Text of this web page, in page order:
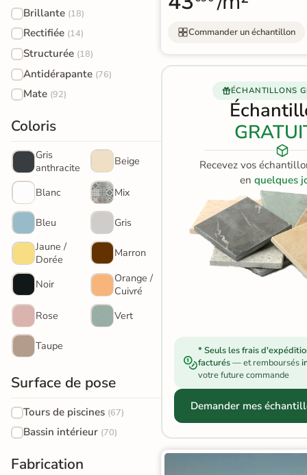
effet
pierre
naturelle
Carrelage
effet
béton
Carrelage
effet
métal
Carrelage
moderne
Carrelage
effet
Terre
cuite &
Parement
mural
Par e-mail
contact@reflex-groupe.fr
personnalisés
sur-
Service
fiable
Brillante (18)
Rectifiée (14)
Structurée (18)
Antidérapante (76)
Mate (92)
Coloris
Gris
anthracite
Beige
Blanc Mix
Bleu
Gris
Jaune /
Dorée
Marron
Noir
Orange /
Cuivré
Rose
Vert
Taupe
Surface de pose
Tours de piscines (67)
Bassin intérieur (70)
Fabrication
Commander un échantillon
ÉCHANTILLONS
Recevez vos
en quelques
* Seuls les frais
facturés— et remboursés
votre future commande
Demander mes